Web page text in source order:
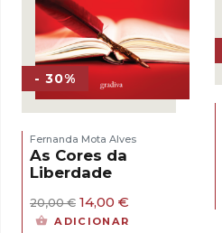
- 30%
Fernanda Mota Alves
As Cores da
Liberdade
20,00€ O
preço
14,00 €
ADICIONAR